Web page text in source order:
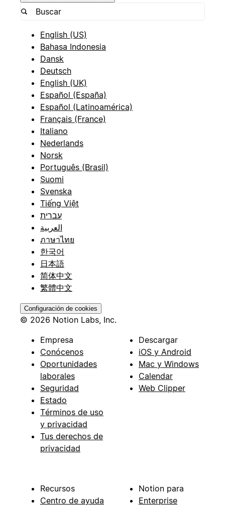
English (US)
Bahasa Indonesia
Dansk
Deutsch
English (UK)
Español (España)
Español (Latinoamérica)
Français (France)
Italiano
Nederlands
Norsk
Português (Brasil)
Suomi
Svenska
Tiếng Việt
עברית
العربية
ภาษาไทย
한국어
日本語
简体中文
繁體中文
Configuración de cookies
© 2026 Notion Labs, Inc.
Empresa
Conócenos
Oportunidades
laborales
Seguridad
Estado
Términos de uso
y privacidad
Tus derechos de
privacidad
Descargar
iOS y Android
Mac y Windows
Calendar
Web Clipper
Recursos
Centro de ayuda
Notion para
Enterprise